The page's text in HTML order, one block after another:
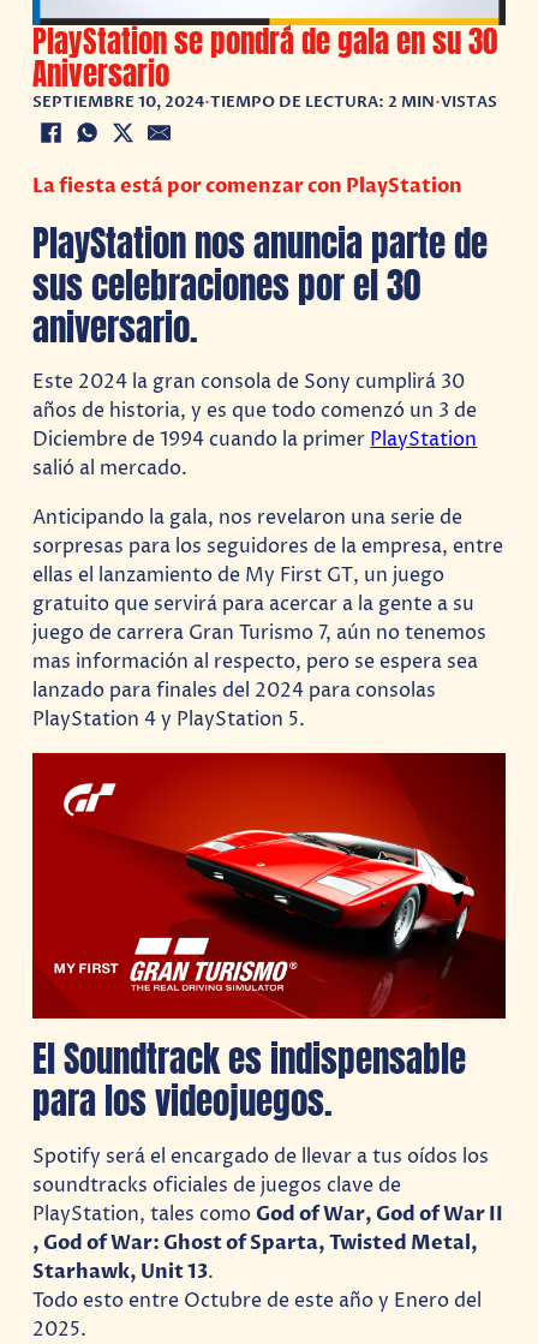
PlayStation se pondrá de gala en su 30
Aniversario
SEPTIEMBRE 10, 2024•TIEMPO DE LECTURA: 2 MIN•VISTAS
La fiesta está por comenzar con PlayStation
PlayStation nos anuncia parte de
sus celebraciones por el 30
aniversario.
Este 2024 la gran consola de Sony cumplirá 30
años de historia, y es que todo comenzó un 3 de
Diciembre de 1994 cuando la primerPlayStation
salió al mercado.
Anticipando la gala, nos revelaron una serie de
sorpresas para los seguidores de la empresa, entre
ellas el lanzamiento de My First GT, un juego
gratuito que servirá para acercar a la gente a su
juego de carrera Gran Turismo 7, aún no tenemos
mas información al respecto, pero se espera sea
lanzado para finales del 2024 para consolas
PlayStation 4 y PlayStation 5.
El Soundtrack es indispensable
para los videojuegos.
Spotify será el encargado de llevar a tus oídos los
soundtracks oficiales de juegos clave de
PlayStation, tales comoGod of War​, God of War II​
, God of War: Ghost of Sparta, Twisted Metal​,
Starhawk​, Unit 13.
Todo esto entre Octubre de este año y Enero del
2025.